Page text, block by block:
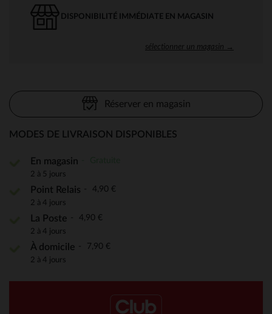
DISPONIBILITÉ IMMÉDIATE EN MAGASIN
sélectionner un magasin →
Réserver en magasin
MODES DE LIVRAISON DISPONIBLES
En magasin
2 à 5 jours
Point Relais 4,90 €
2 à 4 jours
La Poste 4,90 €
2 à 4 jours
À domicile 7,90 €
2 à 4 jours